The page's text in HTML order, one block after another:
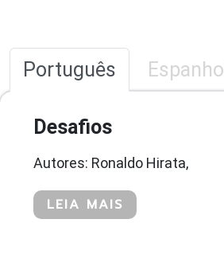
Português Espanhol
Desafios
Autores: Ronaldo Hirata,
LEIA MAIS